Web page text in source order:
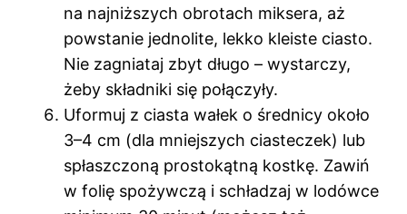
na najniższych obrotach miksera, aż
powstanie jednolite, lekko kleiste ciasto.
Nie zagniataj zbyt długo – wystarczy,
żeby składniki się połączyły.
Uformuj z ciasta wałek o średnicy około
3–4 cm (dla mniejszych ciasteczek) lub
spłaszczoną prostokątną kostkę. Zawiń
w folię spożywczą i schładzaj w lodówce